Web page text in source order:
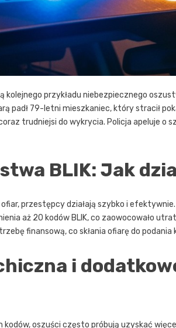
kolejnego przykładu niebezpiecznego
padł 79-letni mieszkaniec, który stracił
trudniejsi do wykrycia. Policja apeluje o
BLIK: Jak
przestępcy działają szybko i
aż 20 kodów BLIK, co zaowocowało
finansową, co skłania ofiarę do
i
kodów, oszuści często próbują uzyskać